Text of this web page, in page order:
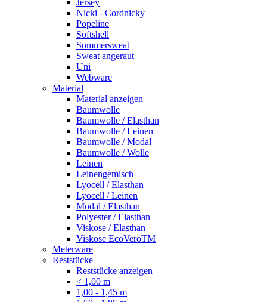
Jersey
Nicki - Cordnicky
Popeline
Softshell
Sommersweat
Sweat angeraut
Uni
Webware
Material
Material anzeigen
Baumwolle
Baumwolle / Elasthan
Baumwolle / Leinen
Baumwolle / Modal
Baumwolle / Wolle
Leinen
Leinengemisch
Lyocell / Elasthan
Lyocell / Leinen
Modal / Elasthan
Polyester / Elasthan
Viskose / Elasthan
Viskose EcoVeroTM
Meterware
Reststücke
Reststücke anzeigen
< 1,00 m
1,00 - 1,45 m